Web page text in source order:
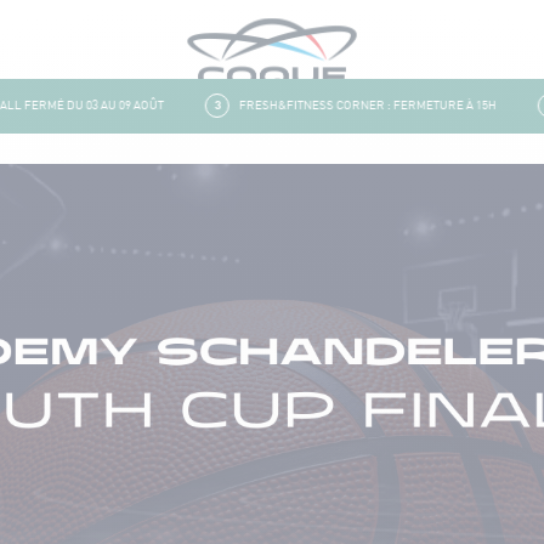
FERMÉ DU 03 AU 09 AOÛT 3 FRESH&FITNESS CORNER : FERMETURE À 15H 4